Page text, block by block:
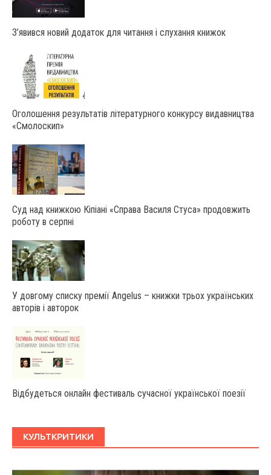
З’явився новий додаток для читання і слухання книжок
Оголошення результатів літературного конкурсу видавництва
«Смолоскип»
Суд над книжкою Кіпіані «Справа Василя Стуса» продовжить
роботу в серпні
У довгому списку премії Angelus – книжки трьох українських
авторів і авторок
Відбудеться онлайн фестиваль сучасної української поезії
КУЛЬТКРИТИКИ